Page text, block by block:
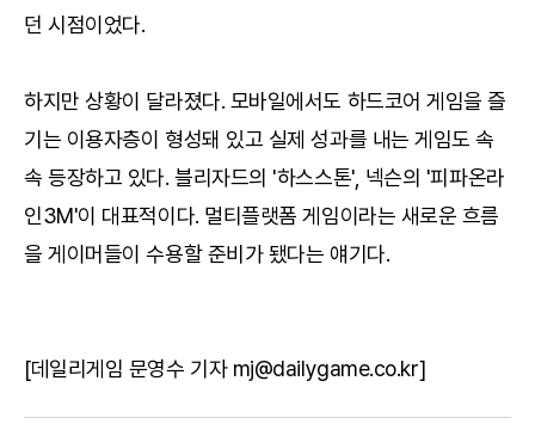
던 시점이었다.
하지만 상황이 달라졌다. 모바일에서도 하드코어 게임을 즐
기는 이용자층이 형성돼 있고 실제 성과를 내는 게임도 속
속 등장하고 있다. 블리자드의 '하스스톤', 넥슨의 '피파온라
인3M'이 대표적이다. 멀티플랫폼 게임이라는 새로운 흐름
을 게이머들이 수용할 준비가 됐다는 얘기다.
[데일리게임 문영수 기자 mj@dailygame.co.kr]